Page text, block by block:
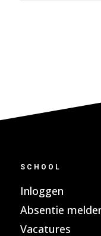
SCHOOL
Inloggen
Absentie
Vacatures